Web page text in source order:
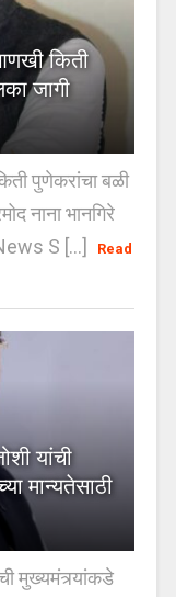
किती
जागी
पुणेकरांचा बळी
नाना भानगिरे
S [...]
Read
यांची
मान्यतेसाठी
मुख्यमंत्र्यांकडे